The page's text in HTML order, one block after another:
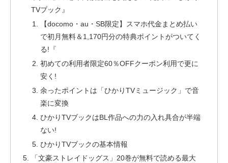
TVブック』
【docomo・au・SB限定】スマホ代金まとめ払い
で初月無料＆1,170円分の特典ポイントがついてく
る!『
初めての利用者限定60％OFFクーポン利用で更に
安く!
余ったポイントは「ひかりTVミュージック」で音
楽に変換
ひかりTVブックはBL作品への力の入れ具合が半端
ない!
ひかりTVブックの基本情報
「文豪ストレイドッグス」20巻が無料で読める最大